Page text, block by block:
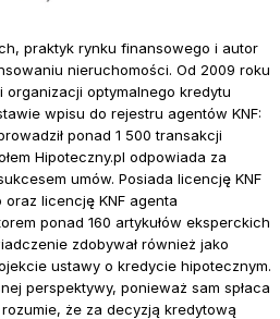
praktyk rynku finansowego i autor
nieruchomości. Od 2009 roku
optymalnego kredytu
wpisu do rejestru agentów KNF:
ponad 1 500 transakcji
Hipoteczny.pl odpowiada za
umów. Posiada licencję KNF
licencję KNF agenta
ponad 160 artykułów eksperckich
zdobywał również jako
ustawy o kredycie hipotecznym.
perspektywy, ponieważ sam spłaca
że za decyzją kredytową